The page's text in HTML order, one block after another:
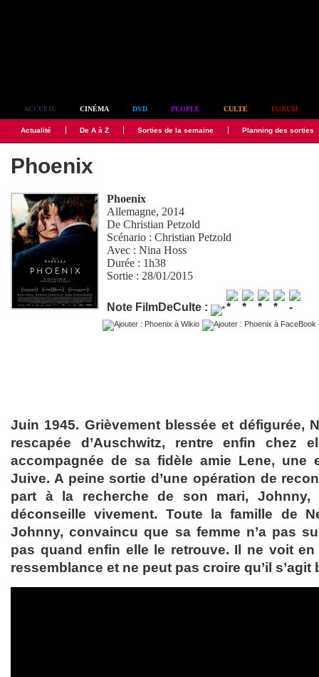
ACCUEIL CINÉMA DVD PEOPLE CULTE FORUM
Actualité De A à Z Sorties de la semaine Planning des sorties
Phoenix
Phoenix
Allemagne, 2014
DeChristian Petzold
Scénario :Christian Petzold
Avec :Nina Hoss
Durée : 1h38
Sortie : 28/01/2015
Note FilmDeCulte :
Juin 1945. Grièvement blessée et défigurée,
rescapée d’Auschwitz, rentre enfin chez
accompagnée de sa fidèle amie Lene, une
Juive. A peine sortie d’une opération de
part à la recherche de son mari,
déconseille vivement. Toute la famille de
Johnny, convaincu que sa femme n’a pas
pas quand enfin elle le retrouve. Il ne voit en
ressemblance et ne peut pas croire qu’il s’agit